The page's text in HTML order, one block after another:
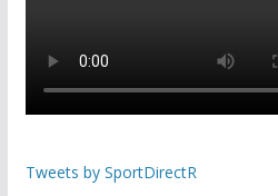
Tweets by SportDirectR